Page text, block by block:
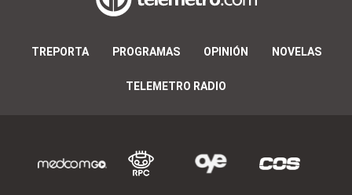
TREPORTA PROGRAMAS OPINIÓN NOVELAS
TELEMETRO RADIO